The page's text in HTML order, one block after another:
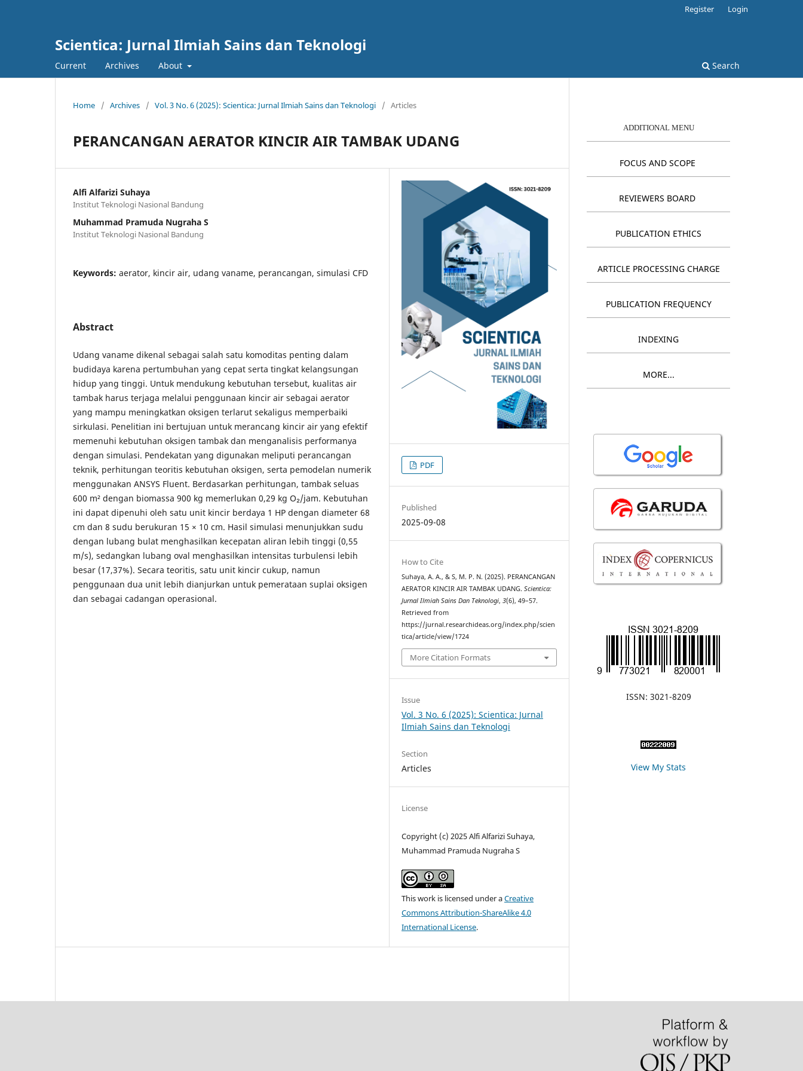
Scientica: Jurnal Ilmiah Sains dan Teknologi
Current Archives About Search
Register Login
Home / Archives / Vol. 3 No. 6 (2025): Scientica: Jurnal Ilmiah Sains dan Teknologi / Articles
PERANCANGAN AERATOR KINCIR AIR TAMBAK UDANG
Alfi Alfarizi Suhaya
Institut Teknologi Nasional Bandung
Muhammad Pramuda Nugraha S
Institut Teknologi Nasional Bandung
Keywords: aerator, kincir air, udang vaname, perancangan, simulasi CFD
Abstract
Udang vaname dikenal sebagai salah satu komoditas penting dalam
budidaya karena pertumbuhan yang cepat serta tingkat kelangsungan
hidup yang tinggi. Untuk mendukung kebutuhan tersebut, kualitas air
tambak harus terjaga melalui penggunaan kincir air sebagai aerator
yang mampu meningkatkan oksigen terlarut sekaligus memperbaiki
sirkulasi. Penelitian ini bertujuan untuk merancang kincir air yang efektif
memenuhi kebutuhan oksigen tambak dan menganalisis performanya
dengan simulasi. Pendekatan yang digunakan meliputi perancangan
teknik, perhitungan teoritis kebutuhan oksigen, serta pemodelan numerik
menggunakan ANSYS Fluent. Berdasarkan perhitungan, tambak seluas
600 m² dengan biomassa 900 kg memerlukan 0,29 kg O₂/jam. Kebutuhan
ini dapat dipenuhi oleh satu unit kincir berdaya 1 HP dengan diameter 68
cm dan 8 sudu berukuran 15 × 10 cm. Hasil simulasi menunjukkan sudu
dengan lubang bulat menghasilkan kecepatan aliran lebih tinggi (0,55
m/s), sedangkan lubang oval menghasilkan intensitas turbulensi lebih
besar (17,37%). Secara teoritis, satu unit kincir cukup, namun
penggunaan dua unit lebih dianjurkan untuk pemerataan suplai oksigen
dan sebagai cadangan operasional.
PDF
Published
2025-09-08
How to Cite
Suhaya, A. A., & S, M. P. N. (2025). PERANCANGAN
AERATOR KINCIR AIR TAMBAK UDANG.Scientica:
Jurnal Ilmiah Sains Dan Teknologi,3(6), 49–57.
Retrieved from
https://jurnal.researchideas.org/index.php/scien
tica/article/view/1724
More Citation Formats
Issue
Vol. 3 No. 6 (2025): Scientica: Jurnal
Ilmiah Sains dan Teknologi
Section
Articles
License
Copyright (c) 2025 Alfi Alfarizi Suhaya,
Muhammad Pramuda Nugraha S
This work is licensed under aCreative
Commons Attribution-ShareAlike 4.0
International License.
ADDITIONAL MENU
FOCUS AND SCOPE
REVIEWERS BOARD
PUBLICATION ETHICS
ARTICLE PROCESSING CHARGE
PUBLICATION FREQUENCY
INDEXING
MORE...
ISSN: 3021-8209
View My Stats